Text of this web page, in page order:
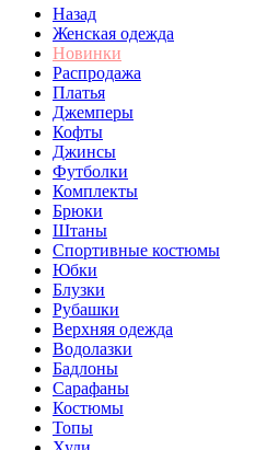
Назад
Женская одежда
Новинки
Распродажа
Платья
Джемперы
Кофты
Джинсы
Футболки
Комплекты
Брюки
Штаны
Спортивные костюмы
Юбки
Блузки
Рубашки
Верхняя одежда
Водолазки
Бадлоны
Сарафаны
Костюмы
Топы